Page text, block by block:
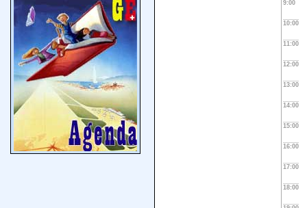
9:00
10:00
11:00
12:00
13:00
14:00
15:00
16:00
17:00
18:00